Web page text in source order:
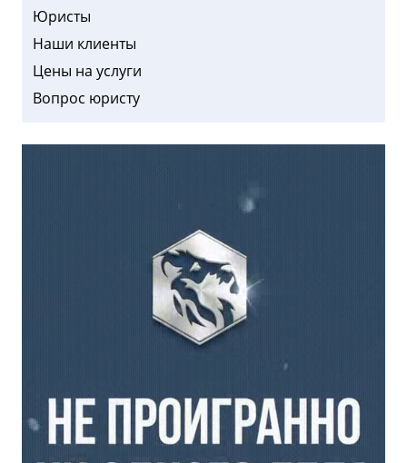
Юристы
Наши клиенты
Цены на услуги
Вопрос юристу